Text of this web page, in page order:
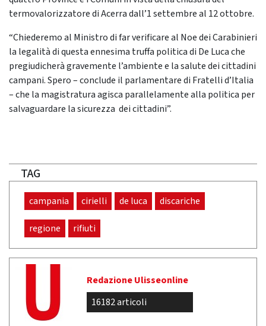
termovalorizzatore di Acerra dall’1 settembre al 12 ottobre.
“Chiederemo al Ministro di far verificare al Noe dei Carabinieri
la legalità di questa ennesima truffa politica di De Luca che
pregiudicherà gravemente l’ambiente e la salute dei cittadini
campani. Spero – conclude il parlamentare di Fratelli d’Italia
– che la magistratura agisca parallelamente alla politica per
salvaguardare la sicurezza dei cittadini”.
TAG
campania cirielli de luca discariche
regione rifiuti
Redazione Ulisseonline
16182 articoli